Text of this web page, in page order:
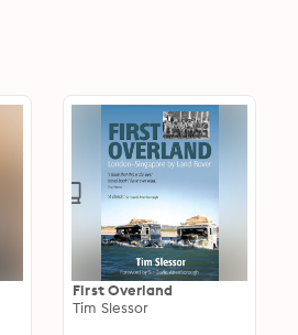
First Overland
Tim Slessor